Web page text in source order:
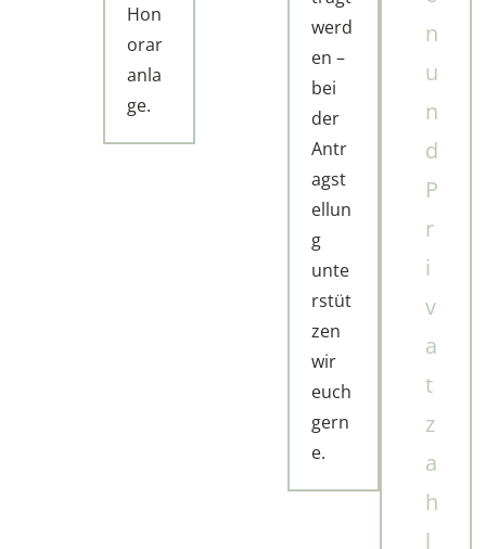
Hon
orar
anla
ge.
werd
en –
bei
der
Antr
agst
ellun
g
unte
rstüt
zen
wir
euch
gern
e.
n
u
n
d
P
r
i
v
a
t
z
a
h
l